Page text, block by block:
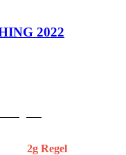
2022
2g Regel